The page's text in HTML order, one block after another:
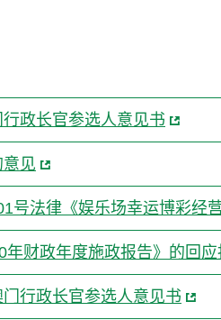
政长官参选人意见书
见
号法律《娱乐场幸运博彩经
财政年度施政报告》的回
行政长官参选人意见书